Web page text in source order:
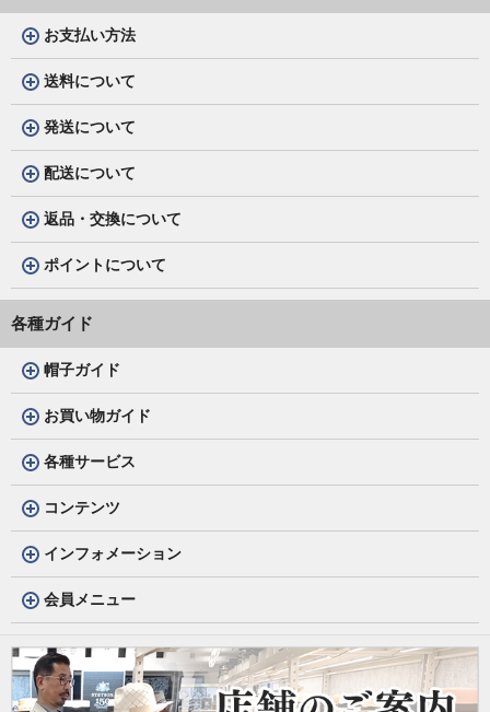
お支払い方法
送料について
発送について
配送について
返品・交換について
ポイントについて
各種ガイド
帽子ガイド
お買い物ガイド
各種サービス
コンテンツ
インフォメーション
会員メニュー